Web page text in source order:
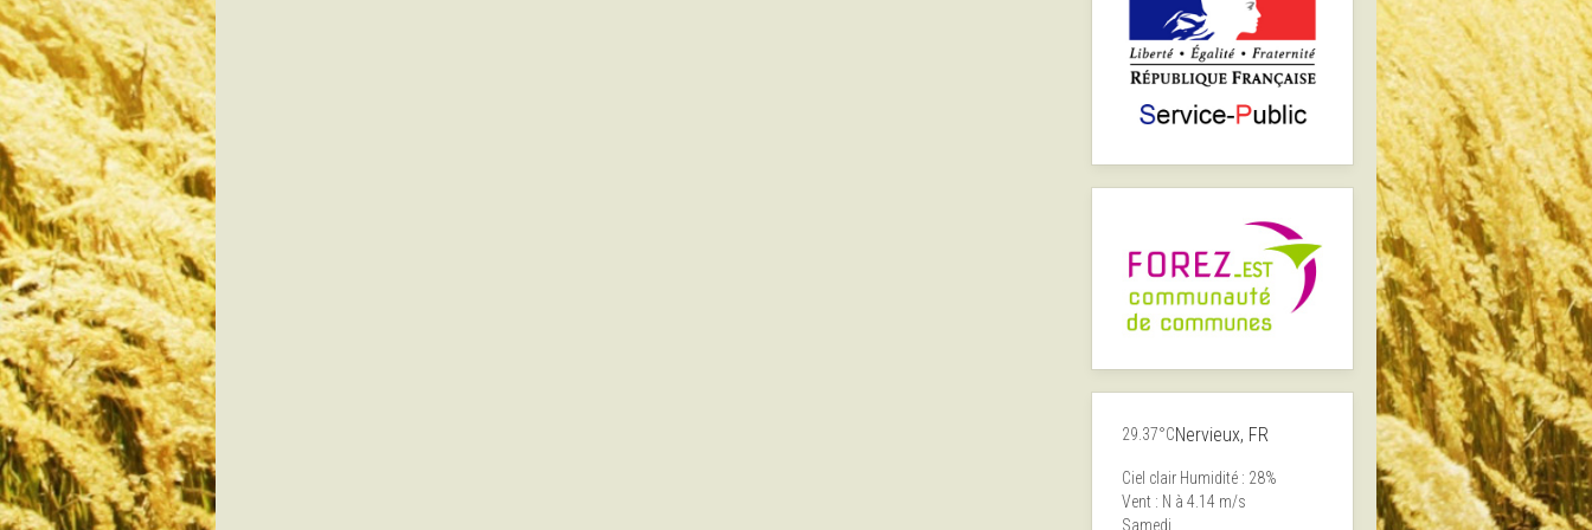
29.37°CNervieux, FR
Ciel clair Humidité : 28%
Vent : N à 4.14 m/s
Samedi